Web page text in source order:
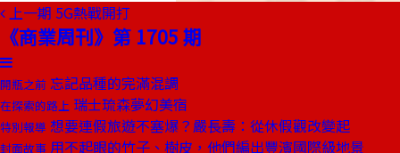
上一期 5G熱戰開打
《商業周刊》第 1705 期
開瓶之前 忘記品種的完滿混調
在探索的路上 瑞士琉森夢幻美宿
特別報導 想要連假旅遊不塞爆？嚴長壽：從休假觀改變起
封面故事 用不起眼的竹子、樹皮，他們編出豐濱國際級地景